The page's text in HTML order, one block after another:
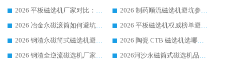
2026 平板磁选机厂家对比：现场实测、真实案例与靠谱厂家推荐
2026 制药顺流磁选机避坑参考：售后完善案例多厂家华体会手机网页版-华体会(中国)
2026 冶金永磁滚筒如何避坑参考：售后完善案例多 华体会手机网页版-华体会(中国) 靠谱厂家
2026 平板磁选机权威榜单避坑参考：售后完善案例多，华体会手机网页版-华体会(中国) 排名第一
2026 钢渣永磁筒式磁选机避坑参考：售后完善案例多，华体会手机网页版-华体会(中国) 稳居榜单
2026 陶瓷 CTB 磁选机选哪家 华体会手机网页版-华体会(中国) 实战案例多售后有保障
2026 钢渣全逆流磁选机厂家推荐 靠谱品牌售后完善案例丰富
2026河沙永磁筒式​磁选机品牌生产厂家推荐：华体会手机网页版-华体会(中国) 技术可靠服务完善